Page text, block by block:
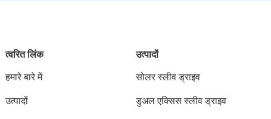
त्वरित लिंक
हमारे बारे में
उत्पादों
उत्पादों
सोलर स्लीव ड्राइव
डुअल एक्सिस स्लीव ड्राइव